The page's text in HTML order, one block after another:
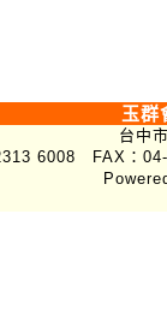
玉群
台中
6008 FAX：